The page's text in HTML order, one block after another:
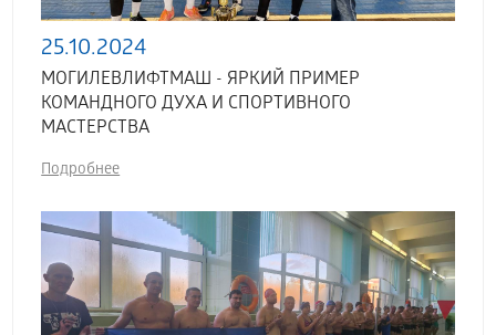
25.10.2024
МОГИЛЕВЛИФТМАШ - ЯРКИЙ ПРИМЕР
КОМАНДНОГО ДУХА И СПОРТИВНОГО
МАСТЕРСТВА
Подробнее